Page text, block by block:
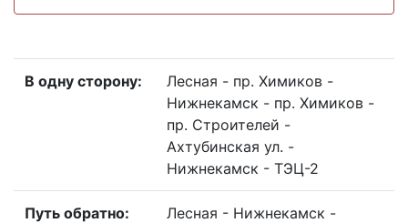
В одну сторону:
Лесная - пр. Химиков -
Нижнекамск - пр. Химиков -
пр. Строителей -
Ахтубинская ул. -
Нижнекамск - ТЭЦ-2
Путь обратно:
Лесная - Нижнекамск -